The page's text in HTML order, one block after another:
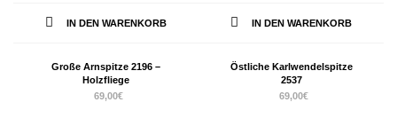
IN DEN WARENKORB
Große Arnspitze 2196 –
Holzfliege
69,00€
IN DEN WARENKORB
Östliche Karlwendelspitze
2537
69,00€